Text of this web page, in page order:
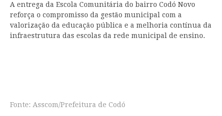
A entrega da Escola Comunitária do bairro Codó Novo
reforça o compromisso da gestão municipal com a
valorização da educação pública e a melhoria contínua da
infraestrutura das escolas da rede municipal de ensino.
Fonte: Asscom/Prefeitura de Codó